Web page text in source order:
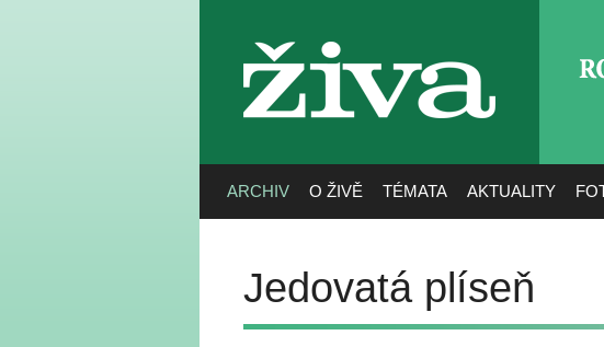
živa
ARCHIV O ŽIVĚ TÉMATA AKTUALITY
Jedovatá plíseň